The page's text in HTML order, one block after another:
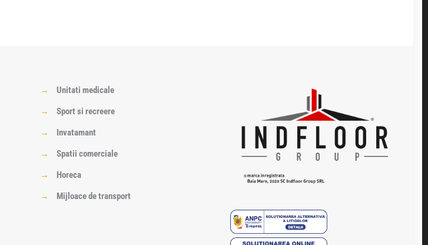
→
Unitati medicale
→
Sport si recreere
→
Invatamant
→
Spatii comerciale
→
Horeca
→
Mijloace de transport